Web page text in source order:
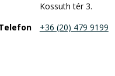
Kossuth tér 3.
+36 (20) 479 9199